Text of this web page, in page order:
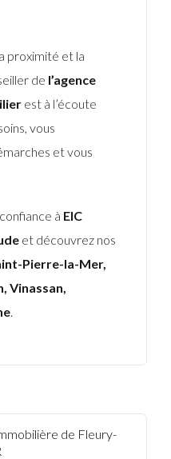
proximité et la
de l’agence
est à l’écoute
vous
et vous
à EIC
et découvrez nos
Pierre-la-Mer,
Vinassan,
.
de Fleury-